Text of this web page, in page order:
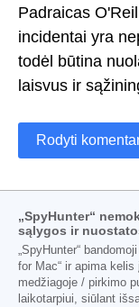
Padraicas
incidentai yra
todėl būtina
laisvus ir
Rodyti
„SpyHunter“
sąlygos ir
„SpyHunter“
for Mac“ ir apima
medžiagoje / pirkimo
laikotarpiui, siūlant